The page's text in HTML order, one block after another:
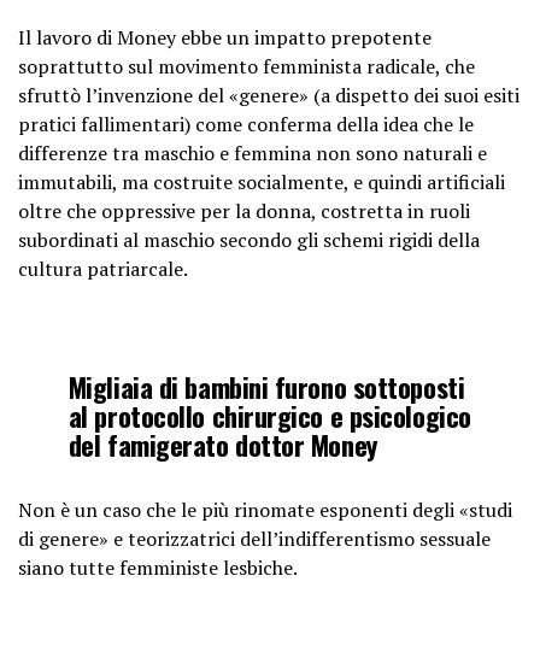
Il lavoro di Money ebbe un impatto prepotente
soprattutto sul movimento femminista radicale, che
sfruttò l’invenzione del «genere» (a dispetto dei suoi esiti
pratici fallimentari) come conferma della idea che le
differenze tra maschio e femmina non sono naturali e
immutabili, ma costruite socialmente, e quindi artificiali
oltre che oppressive per la donna, costretta in ruoli
subordinati al maschio secondo gli schemi rigidi della
cultura patriarcale.
Migliaia di bambini furono sottoposti
al protocollo chirurgico e psicologico
del famigerato dottor Money
Non è un caso che le più rinomate esponenti degli «studi
di genere» e teorizzatrici dell’indifferentismo sessuale
siano tutte femministe lesbiche.